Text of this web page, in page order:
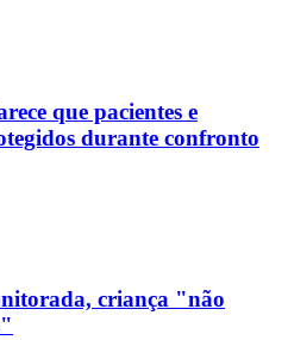
que pacientes e
durante confronto
criança "não